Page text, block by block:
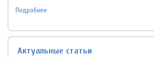
Подробнее
Актуальные статьи